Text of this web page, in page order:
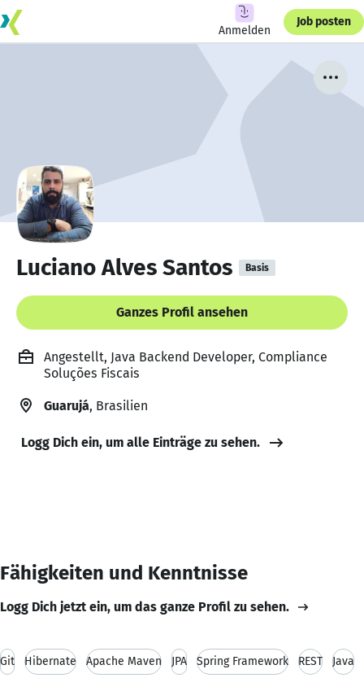
Anmelden
Job posten
Luciano Alves Santos Basis
Ganzes Profil ansehen
Angestellt, Java Backend Developer, Compliance
Soluções Fiscais
Guarujá, Brasilien
Logg Dich ein, um alle Einträge zu sehen.
Fähigkeiten und Kenntnisse
Logg Dich jetzt ein, um das ganze Profil zu sehen.
Git Hibernate Apache Maven JPA Spring Framework REST Java